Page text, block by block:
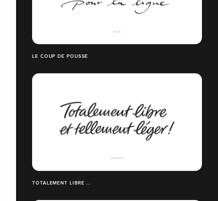
LE COUP DE POUSSE
TOTALEMENT LIBRE ...